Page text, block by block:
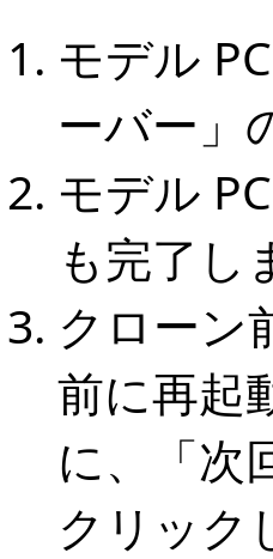
モデル
ーバー」
モデル
も完了し
クローン
前に再起
に、「次
クリック